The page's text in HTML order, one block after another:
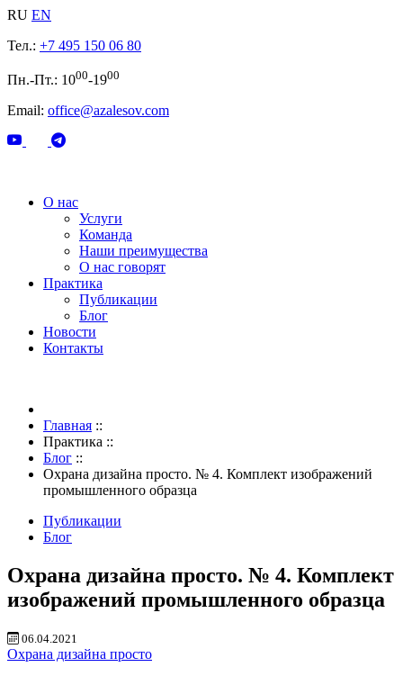
RU EN
Тел.: +7 495 150 06 80
Пн.-Пт.: 1000-1900
Email: office@azalesov.com
О нас
Услуги
Команда
Наши преимущества
О нас говорят
Практика
Публикации
Блог
Новости
Контакты
Главная ::
Практика ::
Блог ::
Охрана дизайна просто. № 4. Комплект изображений
промышленного образца
Публикации
Блог
Охрана дизайна просто. № 4. Комплект
изображений промышленного образца
06.04.2021
Охрана дизайна просто